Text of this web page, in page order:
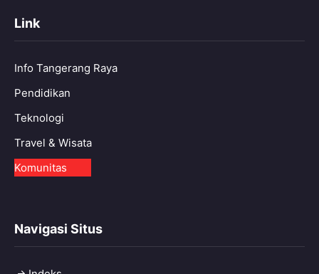
Link
Info Tangerang Raya
Pendidikan
Teknologi
Travel & Wisata
Komunitas
Navigasi Situs